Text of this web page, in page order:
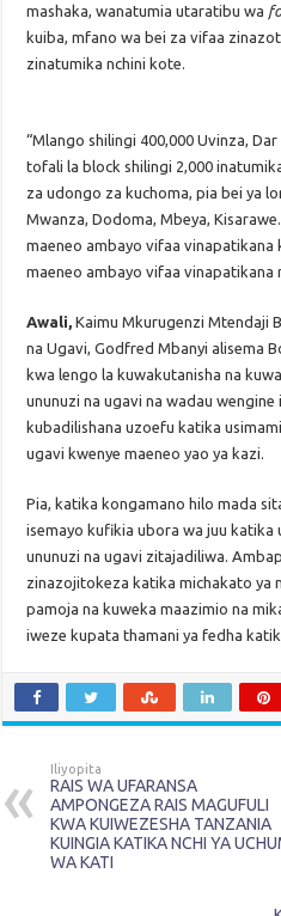
mashaka, wanatumia utaratibu wa
kuiba, mfano wa bei za vifaa
zinatumika nchini kote.
“Mlango shilingi 400,000 Uvinza,
tofali la block shilingi 2,000
za udongo za kuchoma, pia bei ya
Mwanza, Dodoma, Mbeya,
maeneo ambayo vifaa vinapatikana
maeneo ambayo vifaa vinapatikana
Awali,Kaimu Mkurugenzi Mtendaji
na Ugavi, Godfred Mbanyi alisema
kwa lengo la kuwakutanisha na
ununuzi na ugavi na wadau
kubadilishana uzoefu katika
ugavi kwenye maeneo yao ya kazi.
Pia, katika kongamano hilo mada
isemayo kufikia ubora wa juu katika
ununuzi na ugavi zitajadiliwa.
zinazojitokeza katika michakato ya
pamoja na kuweka maazimio na
iweze kupata thamani ya fedha
Iliyopita
RAIS WA UFARANSA
AMPONGEZA RAIS MAGUFULI
KWA KUIWEZESHA TANZANIA
KUINGIA KATIKA NCHI YA
WA KATI